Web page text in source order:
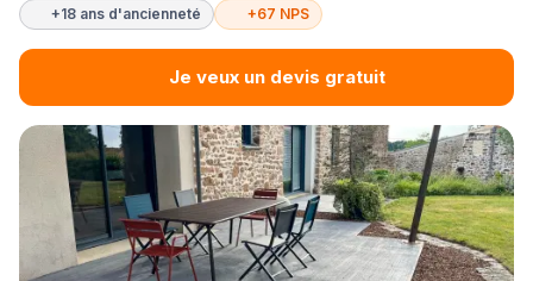
+18 ans d'ancienneté +67 NPS
Je veux un devis gratuit